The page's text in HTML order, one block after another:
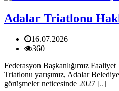
Adalar Triatlonu
16.07.2026
360
Federasyon Başkanlığımız
Triatlonu yarışımız, Adalar
görüşmeler neticesinde 2027 [..]